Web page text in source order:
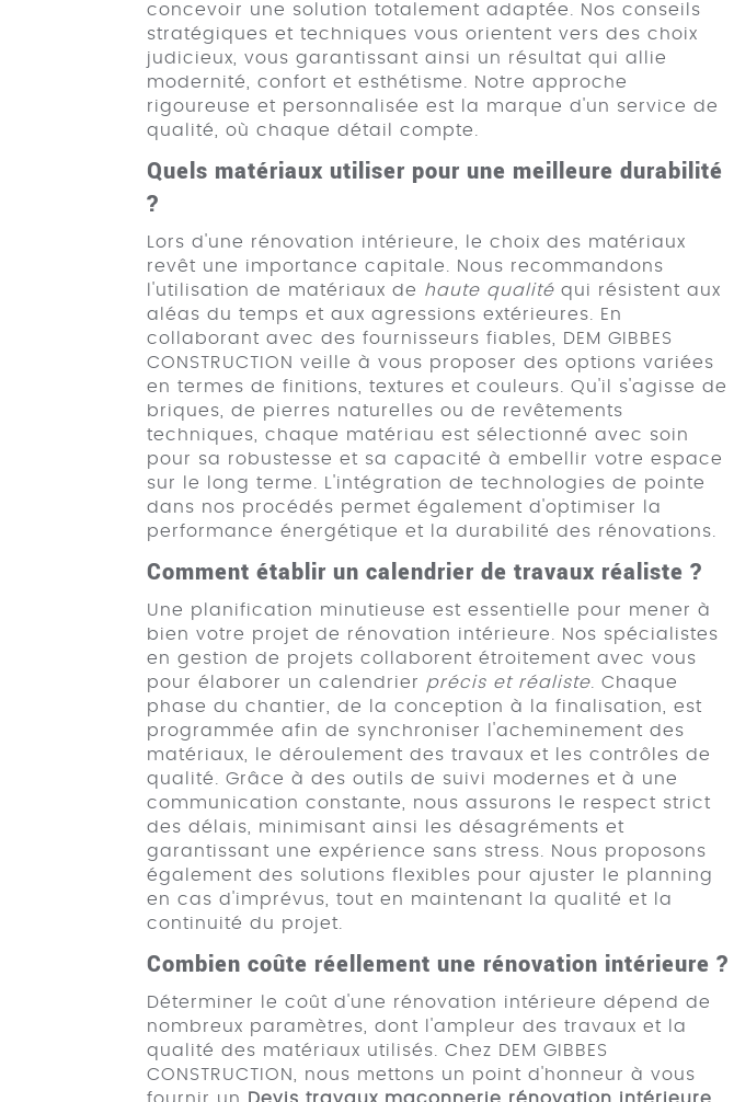
concevoir une solution totalement adaptée. Nos conseils
stratégiques et techniques vous orientent vers des choix
judicieux, vous garantissant ainsi un résultat qui allie
modernité, confort et esthétisme. Notre approche
rigoureuse et personnalisée est la marque d'un service de
qualité, où chaque détail compte.
Quels matériaux utiliser pour une meilleure durabilité
?
Lors d'une rénovation intérieure, le choix des matériaux
revêt une importance capitale. Nous recommandons
l'utilisation de matériaux de haute qualité qui résistent aux
aléas du temps et aux agressions extérieures. En
collaborant avec des fournisseurs fiables, DEM GIBBES
CONSTRUCTION veille à vous proposer des options variées
en termes de finitions, textures et couleurs. Qu'il s'agisse de
briques, de pierres naturelles ou de revêtements
techniques, chaque matériau est sélectionné avec soin
pour sa robustesse et sa capacité à embellir votre espace
sur le long terme. L'intégration de technologies de pointe
dans nos procédés permet également d'optimiser la
performance énergétique et la durabilité des rénovations.
Comment établir un calendrier de travaux réaliste ?
Une planification minutieuse est essentielle pour mener à
bien votre projet de rénovation intérieure. Nos spécialistes
en gestion de projets collaborent étroitement avec vous
pour élaborer un calendrier précis et réaliste . Chaque
phase du chantier, de la conception à la finalisation, est
programmée afin de synchroniser l'acheminement des
matériaux, le déroulement des travaux et les contrôles de
qualité. Grâce à des outils de suivi modernes et à une
communication constante, nous assurons le respect strict
des délais, minimisant ainsi les désagréments et
garantissant une expérience sans stress. Nous proposons
également des solutions flexibles pour ajuster le planning
en cas d'imprévus, tout en maintenant la qualité et la
continuité du projet.
Combien coûte réellement une rénovation intérieure ?
Déterminer le coût d'une rénovation intérieure dépend de
nombreux paramètres, dont l'ampleur des travaux et la
qualité des matériaux utilisés. Chez DEM GIBBES
CONSTRUCTION, nous mettons un point d'honneur à vous